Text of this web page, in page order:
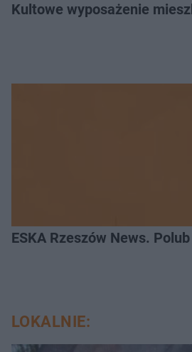
Kultowe wyposażenie
ESKA Rzeszów News.
LOKALNIE: